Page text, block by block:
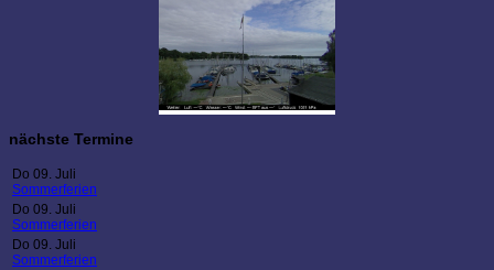
nächste Termine
Do 09. Juli
Sommerferien
Do 09. Juli
Sommerferien
Do 09. Juli
Sommerferien